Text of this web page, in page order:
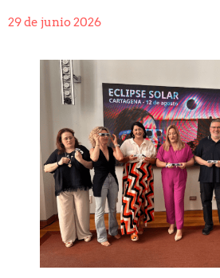
Tablón de anuncios
Legislación
Calendario
Formación
Formación
Archivo de formación
Vídeos de formación
Eventos COORM
MURCIA OPTOM MEETING 2025
29 de junio 2026